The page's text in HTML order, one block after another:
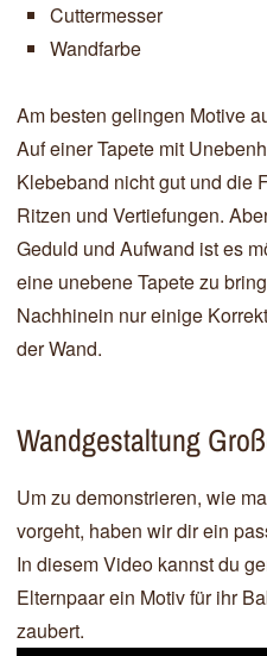
Cuttermesser
Wandfarbe
Am besten gelingen Motive
Auf einer Tapete mit
Klebeband nicht gut und die
Ritzen und Vertiefungen.
Geduld und Aufwand ist es
eine unebene Tapete zu
Nachhinein nur einige
der Wand.
Wandgestaltung
Um zu demonstrieren, wie
vorgeht, haben wir dir ein
In diesem Video kannst du
Elternpaar ein Motiv für ihr
zaubert.